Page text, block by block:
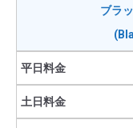
ブラ